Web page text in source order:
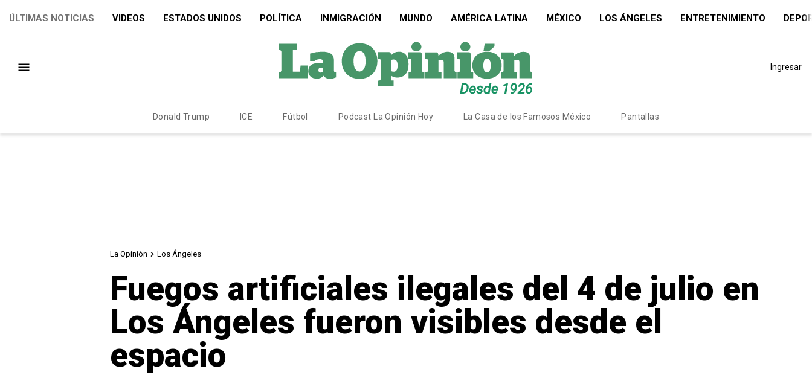
ÚLTIMAS NOTICIAS VIDEOS ESTADOS UNIDOS POLÍTICA INMIGRACIÓN MUNDO AMÉRICA LATINA MÉXICO LOS ÁNGELES ENTRETENIMIENTO
Ingresar
Donald Trump ICE Fútbol Podcast La Opinión Hoy La Casa de los Famosos México Pantallas
La Opinión Los Ángeles
Fuegos artificiales ilegales del 4 de julio en
Los Ángeles fueron visibles desde el
espacio